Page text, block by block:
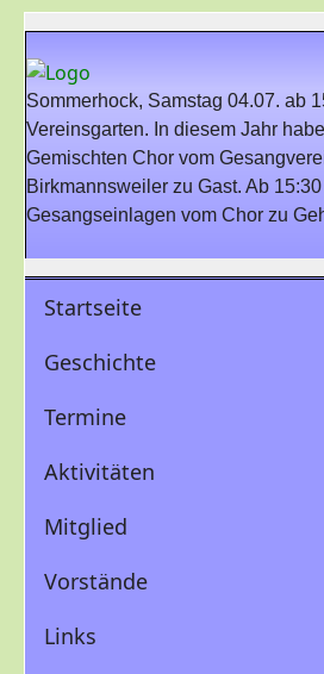
Sommerhock, Samstag 04.07. ab
Vereinsgarten. In diesem Jahr
Gemischten Chor vom
Birkmannsweiler zu Gast. Ab
Gesangseinlagen vom Chor zu
Startseite
Geschichte
Termine
Aktivitäten
Mitglied
Vorstände
Links